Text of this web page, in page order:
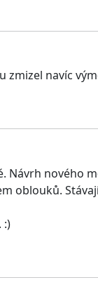
navíc
nového
oblouků.
:)